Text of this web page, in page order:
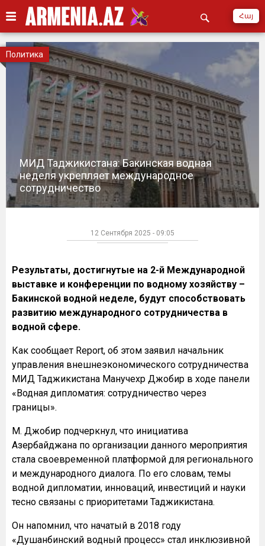
Հայ
МИД Таджикистана: Бакинская водная
неделя укрепляет международное
сотрудничество
Политика
12 Сентября 2025 - 09:05
Результаты, достигнутые на 2-й Международной
выставке и конференции по водному хозяйству –
Бакинской водной неделе, будут способствовать
развитию международного сотрудничества в
водной сфере.
Как сообщает Report, об этом заявил начальник
управления внешнеэкономического сотрудничества
МИД Таджикистана Манучехр Джобир в ходе панели
«Водная дипломатия: сотрудничество через
границы».
М. Джобир подчеркнул, что инициатива
Азербайджана по организации данного мероприятия
стала своевременной платформой для регионального
и международного диалога. По его словам, темы
водной дипломатии, инноваций, инвестиций и науки
тесно связаны с приоритетами Таджикистана.
Он напомнил, что начатый в 2018 году
«Душанбинский водный процесс» стал инклюзивной